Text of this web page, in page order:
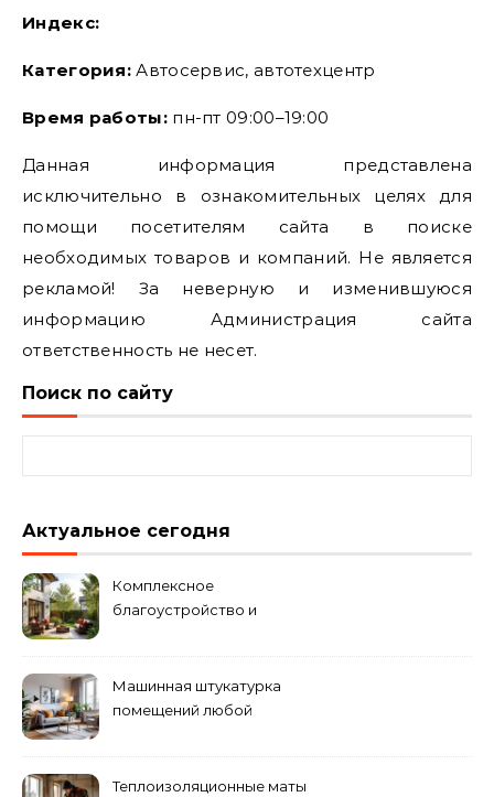
Индекс:
Категория: Автосервис, автотехцентр
Время работы:пн-пт 09:00–19:00
Данная информация представлена
исключительно в ознакомительных целях для
помощи посетителям сайта в поиске
необходимых товаров и компаний. Не является
рекламой! За неверную и изменившуюся
информацию Администрация сайта
ответственность не несет.
Поиск по сайту
Актуальное сегодня
Комплексное
благоустройство и
Машинная штукатурка
помещений любой
Теплоизоляционные маты